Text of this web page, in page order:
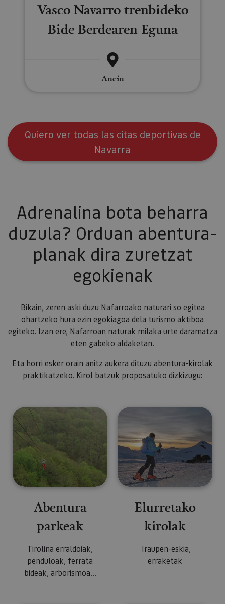
Vasco Navarro trenbideko
Bide Berdearen Eguna
Ancín
Quiero ver todas las citas deportivas de
Navarra
Adrenalina bota beharra
duzula? Orduan abentura-
planak dira zuretzat
egokienak
Bikain, zeren aski duzu Nafarroako naturari so egitea
ohartzeko hura ezin egokiagoa dela turismo aktiboa
egiteko. Izan ere, Nafarroan naturak milaka urte daramatza
eten gabeko aldaketan.
Eta horri esker orain anitz aukera dituzu abentura-kirolak
praktikatzeko. Kirol batzuk proposatuko dizkizugu:
Abentura parkeak
Abentura
parkeak
Tirolina erraldoiak,
penduloak, ferrata
bideak, arborismoa...
Elurretako kirolak
Elurretako
kirolak
Iraupen-eskia,
erraketak